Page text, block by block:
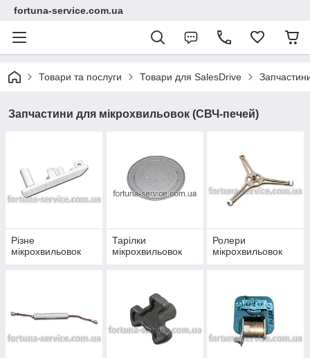
fortuna-service.com.ua
Товари та послуги Товари для SalesDrive
Запчастини для мікрохвильовок (СВЧ-печей)
Різне
мікрохвильовок
Тарілки
мікрохвильовок
Ролери
мікрохвильовок